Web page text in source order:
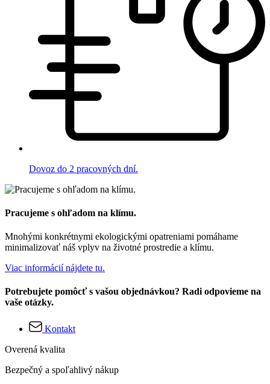
Dovoz do 2 pracovných dní.
Pracujeme s ohľadom na klímu.
Mnohými konkrétnymi ekologickými opatreniami pomáhame
minimalizovať náš vplyv na životné prostredie a klímu.
Viac informácií nájdete tu.
Potrebujete pomôcť s vašou objednávkou? Radi odpovieme na
vaše otázky.
Kontakt
Overená kvalita
Bezpečný a spoľahlivý nákup